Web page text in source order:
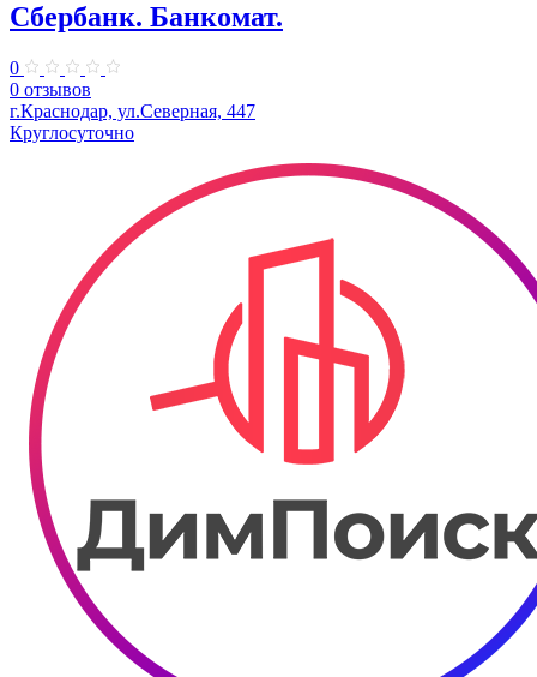
Сбербанк. Банкомат.
0
0 отзывов
г.Краснодар, ул.Северная, 447
Круглосуточно